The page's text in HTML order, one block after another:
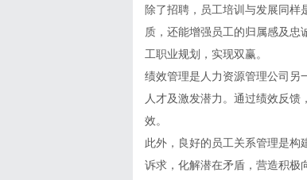
除了招聘，员工培训与发展同
质，还能增强员工的归属感及
工职业规划，实现双赢。
绩效管理是人力资源管理公司另
人才及激发潜力。通过绩效反
效。
此外，良好的员工关系管理是构
诉求，化解潜在矛盾，营造积极